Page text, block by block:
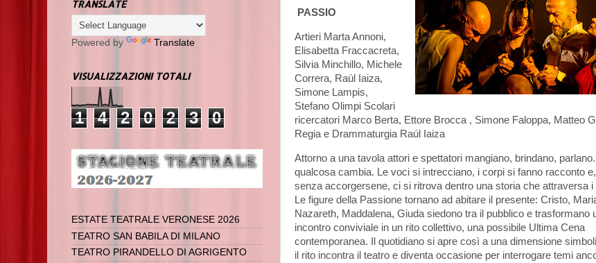
PASSIO
Artieri Marta Annoni,
Elisabetta Fraccacreta,
Silvia Minchillo, Michele
Correra, Raúl Iaiza,
Simone Lampis,
Stefano Olimpi Scolari
ricercatori Marco Berta, Ettore Brocca , Simone Faloppa, Matteo
Regia e Drammaturgia Raúl Iaiza
Attorno a una tavola attori e spettatori mangiano, brindano,
qualcosa cambia. Le voci si intrecciano, i corpi si fanno racconto
senza accorgersene, ci si ritrova dentro una storia che attraversa i
Le figure della Passione tornano ad abitare il presente: Cristo,
Nazareth, Maddalena, Giuda siedono tra il pubblico e trasformano
incontro conviviale in un rito collettivo, una possibile Ultima Cena
contemporanea. Il quotidiano si apre così a una dimensione
il rito incontra il teatro e diventa occasione per interrogare temi
TRANSLATE
Powered by Translate
VISUALIZZAZIONI TOTALI
1 4 2 0 2 3 0
ESTATE TEATRALE VERONESE 2026
TEATRO SAN BABILA DI MILANO
TEATRO PIRANDELLO DI AGRIGENTO